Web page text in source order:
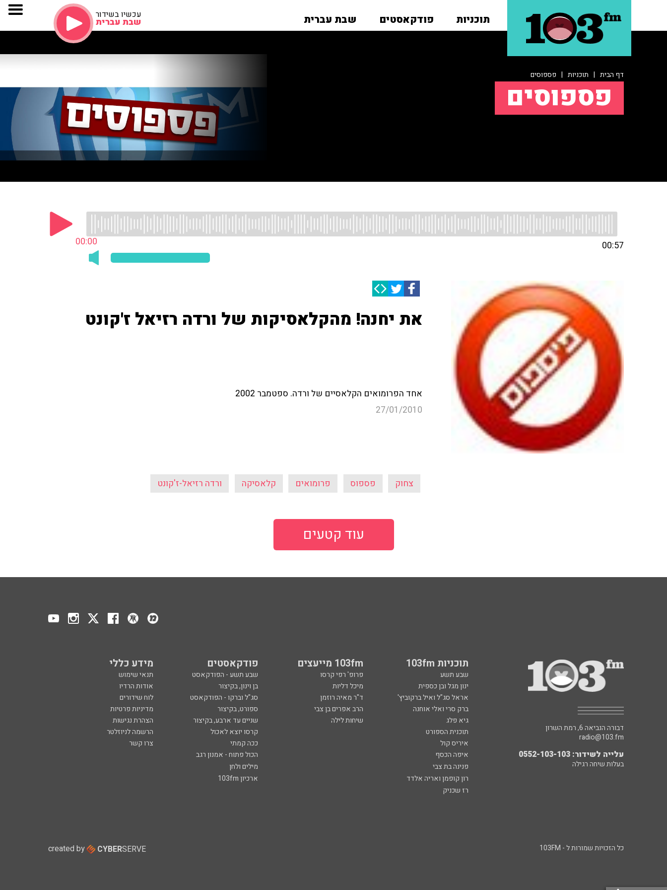
תוכניות פודקאסטים שבת עברית עכשיו בשידור
שבת עברית
דף הבית | תוכניות | פספוסים
פספוסים
00:00 00:57
את יחנה! מהקלאסיקות של ורדה רזיאל ז'קונט
אחד הפרומואים הקלאסיים של ורדה. ספטמבר 2002
27/01/2010
צחוק פספוס פרומואים קלאסיקה ורדה רזיאל-ז'קונט
עוד קטעים
תוכניות 103fm 103fm מייעצים פודקאסטים מידע כללי
שבע תשע פרופ' רפי קרסו שבע תשע - הפודקאסט
תנאי שימוש
ינון מגל ובן כספית
מיכל דליות בן וינון, בקיצור
אודות הרדיו
אראל סג"ל ואיל ברקוביץ'
ד"ר מאיה רוזמן סג"ל וברקו - הפודקאסט
לוח שידורים
ברק סרי ואלי אוחנה
הרב אפרים בן צבי ספורט, בקיצור
מדיניות פרטיות
גיא פלג
שיחות לילה שניים עד ארבע, בקיצור
הצהרת נגישות
תוכנית הספורט
קרסו יוצא לאכול
הרשמה לניוזלטר
איריס קול
ככה קמתי
צרו קשר
איפה הכסף
הכול פתוח - אמנון רגב
פנינה בת צבי
מילים ולחן
רון קופמן ואריה אלדד
ארכיון 103fm
רז שכניק
דבורה הנביאה 6, רמת השרון
radio@103.fm
עלייה לשידור: 0552-103-103
בעלות שיחה רגילה
כל הזכויות שמורות ל - 103FM created by CYBERSERVE